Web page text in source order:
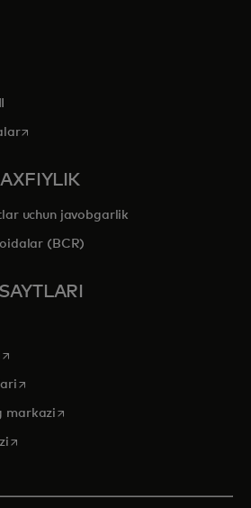
tab
opens in a new tab
uchun javobgarlik
(BCR)
new tab
opens in a new tab
opens in a new tab
markazi opens in a new tab
opens in a new tab